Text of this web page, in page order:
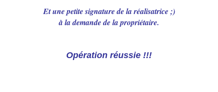
Et une petite signature de la réalisatrice ;)
à la demande de la propriétaire.
Opération réussie !!!